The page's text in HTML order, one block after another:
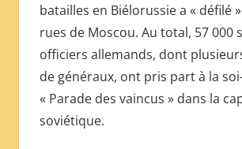
batailles en Biélorussie a « défilé
rues de Moscou. Au total, 57 000
officiers allemands, dont
de généraux, ont pris part à la
« Parade des vaincus » dans la
soviétique.